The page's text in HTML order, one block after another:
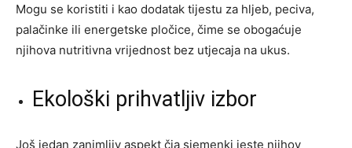
Mogu se koristiti i kao dodatak tijestu za hljeb, peciva,
palačinke ili energetske pločice, čime se obogaćuje
njihova nutritivna vrijednost bez utjecaja na ukus.
Ekološki prihvatljiv izbor
Još jedan zanimljiv aspekt čia sjemenki jeste njihov